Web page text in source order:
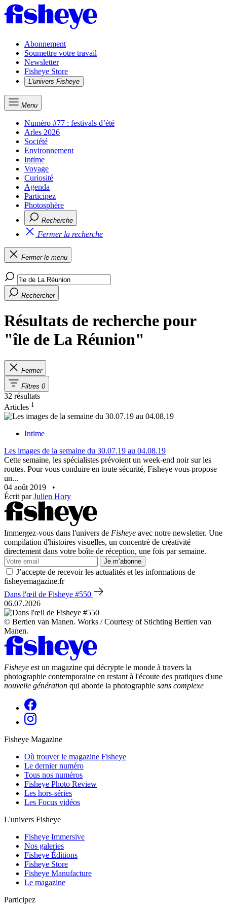
Abonnement
Soumettre votre travail
Newsletter
Fisheye Store
L'univers Fisheye
Menu
Numéro #77 : festivals d’été
Arles 2026
Société
Environnement
Intime
Voyage
Curiosité
Agenda
Participez
Photosphère
Recherche
Fermer la recherche
Fermer le menu
Rechercher
Résultats de recherche pour
"île de La Réunion"
Fermer
Filtres 0
32 résultats
Articles 1
Intime
Les images de la semaine du 30.07.19 au 04.08.19
Cette semaine, les spécialistes prévoient un week-end noir sur les
routes. Pour vous conduire en toute sécurité, Fisheye vous propose
un...
04 août 2019
•
Écrit parJulien Hory
Immergez-vous dans l'univers de Fisheye avec notre newsletter. Une
compilation d'histoires visuelles, un concentré de créativité
directement dans votre boîte de réception, une fois par semaine.
Je m’abonne
J’accepte de recevoir les actualités et les informations de
fisheyemagazine.fr
Dans l'œil de Fisheye #550
06.07.2026
© Bertien van Manen. Works / Courtesy of Stichting Bertien van
Manen.
Fisheye est un magazine qui décrypte le monde à travers la
photographie contemporaine en restant à l'écoute des pratiques d'une
nouvelle génération qui aborde la photographie sans complexe
Fisheye Magazine
Où trouver le magazine Fisheye
Le dernier numéro
Tous nos numéros
Fisheye Photo Review
Les hors-séries
Les Focus vidéos
L'univers Fisheye
Fisheye Immersive
Nos galeries
Fisheye Éditions
Fisheye Store
Fisheye Manufacture
Le magazine
Participez